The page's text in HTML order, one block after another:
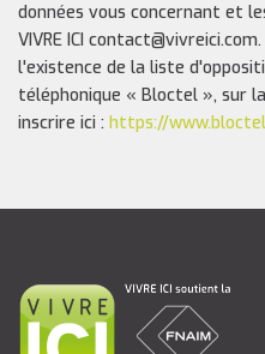
données vous concernant et
VIVRE ICI
l'existence de la liste
téléphonique « Bloctel », sur
inscrire ici : https://